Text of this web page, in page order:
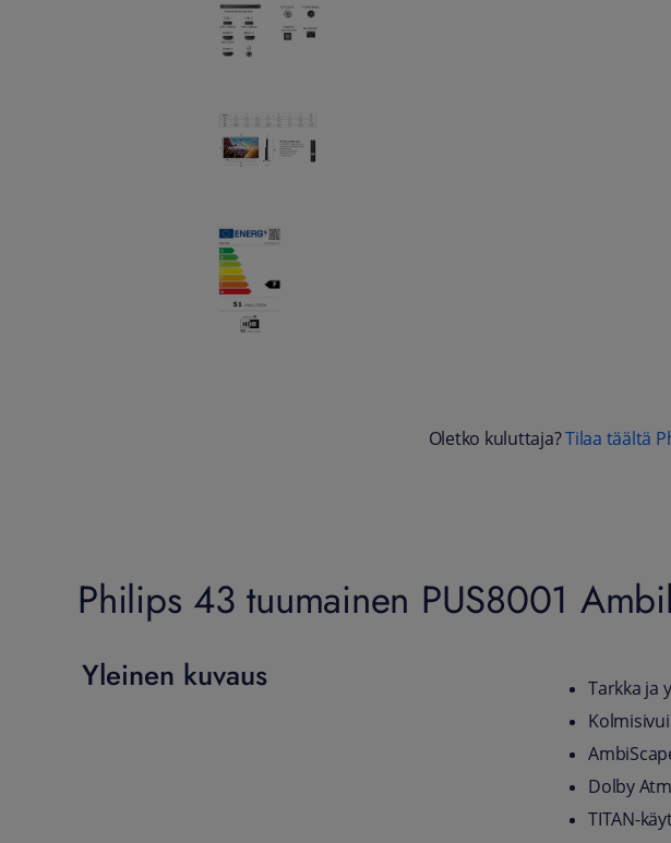
Oletko kuluttaja?Tilaa täältä
Philips 43 tuumainen PUS8001
Yleinen kuvaus
Tarkka ja
Dolby
TITAN-